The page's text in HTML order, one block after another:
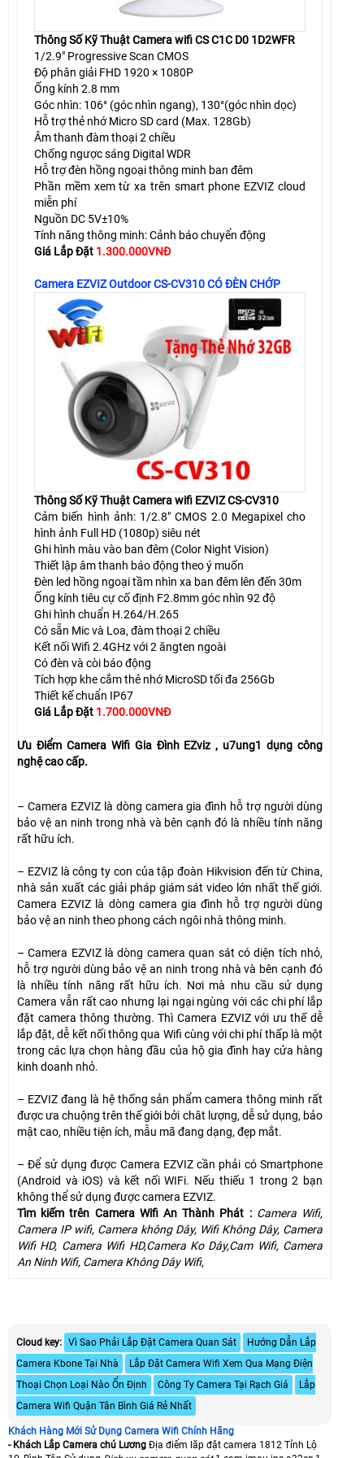
Thông Số Kỹ Thuật Camera wifi CS C1C D0 1D2WFR
1/2.9″ Progressive Scan CMOS
Độ phân giải FHD 1920 × 1080P
Ống kính 2.8 mm
Góc nhìn: 106° (góc nhìn ngang), 130°(góc nhìn dọc)
Hỗ trợ thẻ nhớ Micro SD card (Max. 128Gb)
Âm thanh đàm thoại 2 chiều
Chống ngược sáng Digital WDR
Hỗ trợ đèn hồng ngoại thông minh ban đêm
Phần mềm xem từ xa trên smart phone EZVIZ cloud
miễn phí
Nguồn DC 5V±10%
Tính năng thông minh: Cảnh báo chuyển động
Giá Lắp Đặt 1.300.000VNĐ
Camera EZVIZ Outdoor CS-CV310 CÓ ĐÈN CHỚP
Thông Số Kỹ Thuật Camera wifi EZVIZ CS-CV310
Cảm biến hình ảnh: 1/2.8" CMOS 2.0 Megapixel cho
hình ảnh Full HD (1080p) siêu nét
Ghi hình màu vào ban đêm (Color Night Vision)
Thiết lập âm thanh báo động theo ý muốn
Đèn led hồng ngoại tầm nhìn xa ban đêm lên đến 30m
Ống kính tiêu cự cố định F2.8mm góc nhìn 92 độ
Ghi hình chuẩn H.264/H.265
Có sẵn Mic và Loa, đàm thoại 2 chiều
Kết nối Wifi 2.4GHz với 2 ăngten ngoài
Có đèn và còi báo động
Tích hợp khe cắm thẻ nhớ MicroSD tối đa 256Gb
Thiết kế chuẩn IP67
Giá Lắp Đặt 1.700.000VNĐ
Ưu Điểm Camera Wifi Gia Đình EZviz , u7ung1 dụng công
nghệ cao cấp.
– Camera EZVIZ là dòng camera gia đình hỗ trợ người dùng
bảo vệ an ninh trong nhà và bên cạnh đó là nhiều tính năng
rất hữu ích.
– EZVIZ là công ty con của tập đoàn Hikvision đến từ China,
nhà sản xuất các giải pháp giám sát video lớn nhất thế giới.
Camera EZVIZ là dòng camera gia đình hỗ trợ người dùng
bảo vệ an ninh theo phong cách ngôi nhà thông minh.
– Camera EZVIZ là dòng camera quan sát có diện tích nhỏ,
hỗ trợ người dùng bảo vệ an ninh trong nhà và bên cạnh đó
là nhiều tính năng rất hữu ích. Nơi mà nhu cầu sử dụng
Camera vẫn rất cao nhưng lại ngại ngùng với các chi phí lắp
đặt camera thông thường. Thì Camera EZVIZ với ưu thế dễ
lắp đặt, dễ kết nối thông qua Wifi cùng với chi phí thấp là một
trong các lựa chọn hàng đầu của hộ gia đình hay cửa hàng
kinh doanh nhỏ.
– EZVIZ đang là hệ thống sản phẩm camera thông minh rất
được ưa chuộng trên thế giới bởi chât lượng, dễ sử dụng, bảo
mật cao, nhiều tiện ích, mẫu mã đang dạng, đẹp mắt.
– Để sử dụng được Camera EZVIZ cần phải có Smartphone
(Android và iOS) và kết nối WIFi. Nếu thiếu 1 trong 2 bạn
không thể sử dụng được camera EZVIZ.
Tìm kiếm trên Camera Wifi An Thành Phát : Camera Wifi,
Camera IP wifi, Camera không Dây, Wifi Không Dây, Camera
Wifi HD, Camera Wifi HD,Camera Ko Dây,Cam Wifi, Camera
An Ninh Wifi, Camera Không Dây Wifi,
Cloud key: Vì Sao Phải Lắp Đặt Camera Quan Sát
Hướng Dẫn Lắp
Camera Kbone Tại Nhà
Lắp Đặt Camera Wifi Xem Qua Mạng Điện
Thoại Chọn Loại Nào Ổn Định
Công Ty Camera Tại Rạch Giá
Lắp
Camera Wifi Quận Tân Bình Giá Rẻ Nhất
Khách Hàng Mới Sử Dụng Camera Wifi Chính Hãng
- Khách Lắp Camera chú Lương Địa điểm lăp đặt camera 1812 Tỉnh Lộ